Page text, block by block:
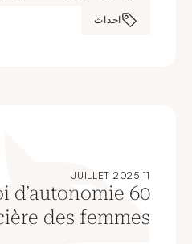
احداث
11 JUILLET 2025
d’autonomie
des femmes